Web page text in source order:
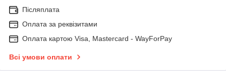
Післяплата
Оплата за реквізитами
Оплата картою Visa, Mastercard - WayForPay
Всі умови оплати